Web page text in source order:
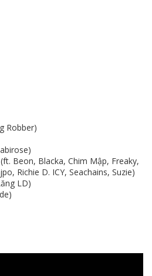
Robber)
Beon, Blacka, Chim Mập, Freaky,
Richie D. ICY, Seachains, Suzie)
LD)